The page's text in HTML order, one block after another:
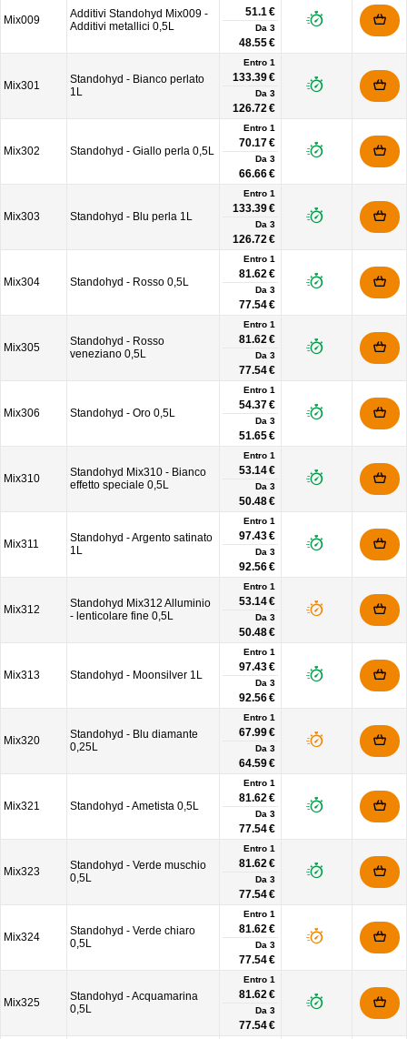
Mix009
Additivi Standohyd Mix009 -
Additivi metallici 0,5L
51.1 €
Da 3
48.55 €
Mix301
Standohyd - Bianco perlato
1L
Entro 1
133.39 €
Da 3
126.72 €
Mix302 Standohyd - Giallo perla 0,5L
Entro 1
70.17 €
Da 3
66.66 €
Mix303 Standohyd - Blu perla 1L
Entro 1
133.39 €
Da 3
126.72 €
Mix304 Standohyd - Rosso 0,5L
Entro 1
81.62 €
Da 3
77.54 €
Mix305
Standohyd - Rosso
veneziano 0,5L
Entro 1
81.62 €
Da 3
77.54 €
Mix306 Standohyd - Oro 0,5L
Entro 1
54.37 €
Da 3
51.65 €
Mix310
Standohyd Mix310 - Bianco
effetto speciale 0,5L
Entro 1
53.14 €
Da 3
50.48 €
Mix311
Standohyd - Argento satinato
1L
Entro 1
97.43 €
Da 3
92.56 €
Mix312
Standohyd Mix312 Alluminio
- lenticolare fine 0,5L
Entro 1
53.14 €
Da 3
50.48 €
Mix313 Standohyd - Moonsilver 1L
Entro 1
97.43 €
Da 3
92.56 €
Mix320
Standohyd - Blu diamante
0,25L
Entro 1
67.99 €
Da 3
64.59 €
Mix321 Standohyd - Ametista 0,5L
Entro 1
81.62 €
Da 3
77.54 €
Mix323
Standohyd - Verde muschio
0,5L
Entro 1
81.62 €
Da 3
77.54 €
Mix324
Standohyd - Verde chiaro
0,5L
Entro 1
81.62 €
Da 3
77.54 €
Mix325
Standohyd - Acquamarina
0,5L
Entro 1
81.62 €
Da 3
77.54 €